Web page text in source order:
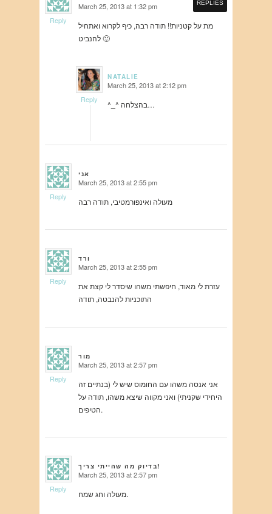
REPLIES
says: March 25, 2013 at 1:32 pm
מת על קטניות!! תודה רבה, כיף לקרוא ואתחיל
להנביט 🙂
Reply
NATALIE
says: March 25, 2013 at 2:12 pm
^_^ בהצלחה… Reply
אני
says: March 25, 2013 at 2:55 pm
מעולה ואינפורמטיבי, תודה רבה Reply
ורד
says: March 25, 2013 at 2:55 pm
עזרת לי מאוד, חיפשתי משהו שיסדר לי קצת את
התוכניות להנבטה, תודה
Reply
מור
says: March 25, 2013 at 2:57 pm
אני אנסה משהו עם החומוס שיש לי (בנתיים זה
היחידי שקניתי) ואני מקווה שיצא משהו, תודה על
הטיפים.
Reply
בדיוק מה שהייתי צריך!
says: March 25, 2013 at 2:57 pm
מעולה וחג שמח. Reply